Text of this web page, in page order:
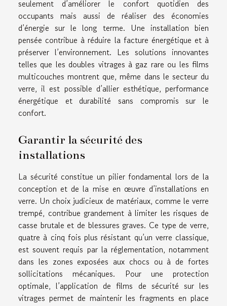
seulement d’améliorer le confort quotidien des
occupants mais aussi de réaliser des économies
d’énergie sur le long terme. Une installation bien
pensée contribue à réduire la facture énergétique et à
préserver l’environnement. Les solutions innovantes
telles que les doubles vitrages à gaz rare ou les films
multicouches montrent que, même dans le secteur du
verre, il est possible d’allier esthétique, performance
énergétique et durabilité sans compromis sur le
confort.
Garantir la sécurité des
installations
La sécurité constitue un pilier fondamental lors de la
conception et de la mise en œuvre d’installations en
verre. Un choix judicieux de matériaux, comme le verre
trempé, contribue grandement à limiter les risques de
casse brutale et de blessures graves. Ce type de verre,
quatre à cinq fois plus résistant qu’un verre classique,
est souvent requis par la réglementation, notamment
dans les zones exposées aux chocs ou à de fortes
sollicitations mécaniques. Pour une protection
optimale, l’application de films de sécurité sur les
vitrages permet de maintenir les fragments en place